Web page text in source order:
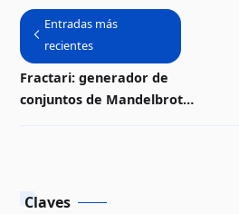
Entradas más
recientes
Fractari: generador de
conjuntos de Mandelbrot
Claves